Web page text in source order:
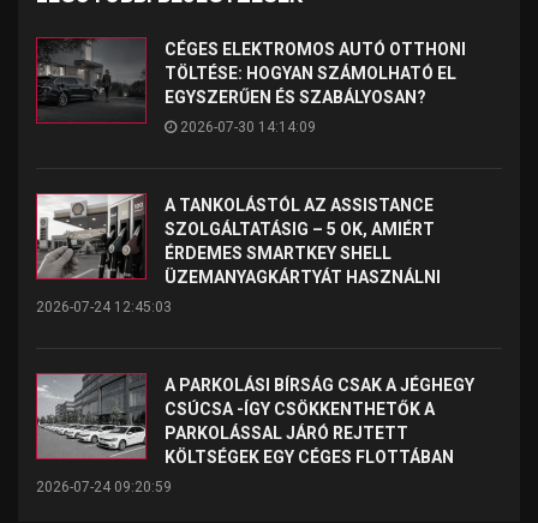
CÉGES ELEKTROMOS AUTÓ OTTHONI
TÖLTÉSE: HOGYAN SZÁMOLHATÓ EL
EGYSZERŰEN ÉS SZABÁLYOSAN?
2026-07-30 14:14:09
A TANKOLÁSTÓL AZ ASSISTANCE
SZOLGÁLTATÁSIG – 5 OK, AMIÉRT
ÉRDEMES SMARTKEY SHELL
ÜZEMANYAGKÁRTYÁT HASZNÁLNI
2026-07-24 12:45:03
A PARKOLÁSI BÍRSÁG CSAK A JÉGHEGY
CSÚCSA -ÍGY CSÖKKENTHETŐK A
PARKOLÁSSAL JÁRÓ REJTETT
KÖLTSÉGEK EGY CÉGES FLOTTÁBAN
2026-07-24 09:20:59